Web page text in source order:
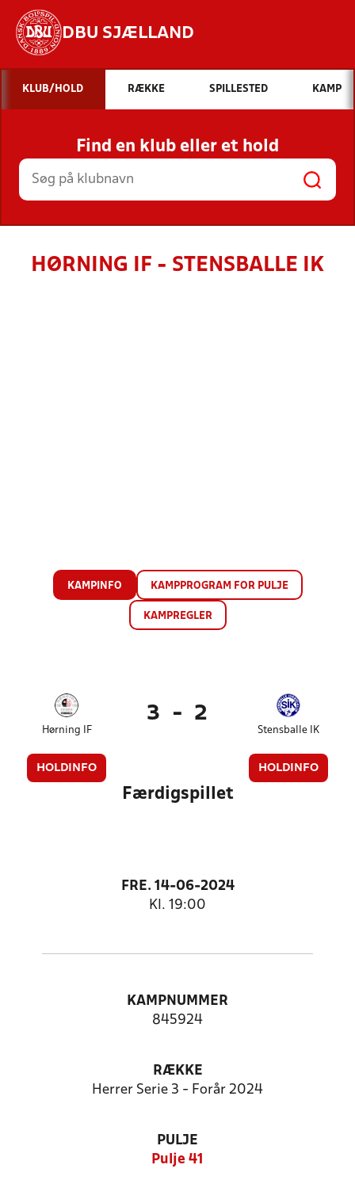
DBU SJÆLLAND
Hvad vil du søge efter?
INDHOLD OG NYHEDER
STILLINGER, RESULTATER, KLUBBER OG
HOLD
KLUB/HOLD RÆKKE SPILLESTED KAMP
Find en klub eller et hold
HØRNING IF - STENSBALLE IK
KAMPINFO KAMPPROGRAM FOR PULJE
KAMPREGLER
Hørning IF
HOLDINFO
3 - 2
Stensballe IK
HOLDINFO
Færdigspillet
FRE. 14-06-2024
Kl. 19:00
KAMPNUMMER
845924
RÆKKE
Herrer Serie 3 - Forår 2024
PULJE
Pulje 41